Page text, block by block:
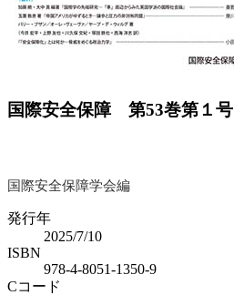
国際安全保障 第53巻第１号
国際安全保障学会編
発行年
2025/7/10
ISBN
978-4-8051-1350-9
Cコード